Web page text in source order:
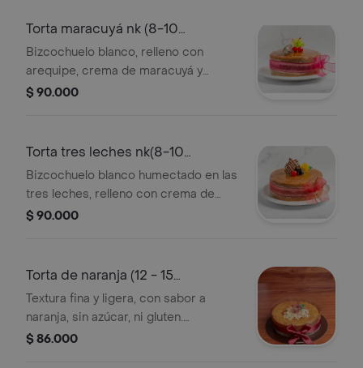
consérvese refrigerado. verificar
tamano del producto
impreso en el empaque.
Torta maracuyá nk (8-10
porciones)
Bizcochuelo blanco, relleno con
arequipe, crema de maracuyá y
chocolate, sin cubierta de crema,
verificar tamano del producto
impreso en el empaque.
$ 90.000
Torta tres leches nk(8-10
porciones)
Bizcochuelo blanco humectado en las
tres leches, relleno con crema de
leche, sin cubierta de crema,
consérvese refrigerado. verificar
tamano del producto
impreso en el empaque.
$ 90.000
Torta de naranja (12 - 15
porciones)
Textura fina y ligera, con sabor a
naranja, sin azúcar, ni gluten.
elaborada a base de harina de
$ 86.000